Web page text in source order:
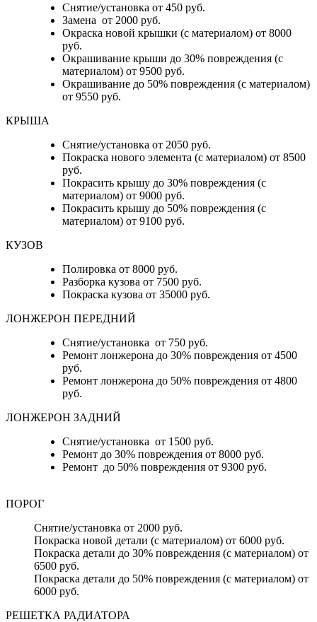
Снятие/установка от 450 руб.
Замена от 2000 руб.
Окраска новой крышки (с материалом) от 8000
руб.
Окрашивание крыши до 30% повреждения (с
материалом) от 9500 руб.
Окрашивание до 50% повреждения (с материалом)
от 9550 руб.
КРЫША
Снятие/установка от 2050 руб.
Покраска нового элемента (с материалом) от 8500
руб.
Покрасить крышу до 30% повреждения (с
материалом) от 9000 руб.
Покрасить крышу до 50% повреждения (с
материалом) от 9100 руб.
КУЗОВ
Полировка от 8000 руб.
Разборка кузова от 7500 руб.
Покраска кузова от 35000 руб.
ЛОНЖЕРОН ПЕРЕДНИЙ
Снятие/установка от 750 руб.
Ремонт лонжерона до 30% повреждения от 4500
руб.
Ремонт лонжерона до 50% повреждения от 4800
руб.
ЛОНЖЕРОН ЗАДНИЙ
Снятие/установка от 1500 руб.
Ремонт до 30% повреждения от 8000 руб.
Ремонт до 50% повреждения от 9300 руб.
ПОРОГ
Снятие/установка от 2000 руб.
Покраска новой детали (с материалом) от 6000 руб.
Покраска детали до 30% повреждения (с материалом) от
6500 руб.
Покраска детали до 50% повреждения (с материалом) от
6000 руб.
РЕШЕТКА РАДИАТОРА